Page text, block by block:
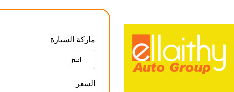
ماركة السيارة
السعر